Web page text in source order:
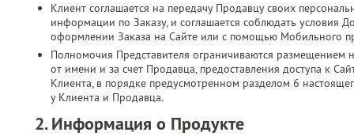
Клиент соглашается на передачу Продавцу своих
информации по Заказу, и соглашается соблюдать условия
оформлении Заказа на Сайте или с помощью Мобильного
Полномочия Представителя ограничиваются
от имени и за счет Продавца, предоставления доступа к
Клиента, в порядке предусмотренном разделом 6
у Клиента и Продавца.
2. Информация о Продукте